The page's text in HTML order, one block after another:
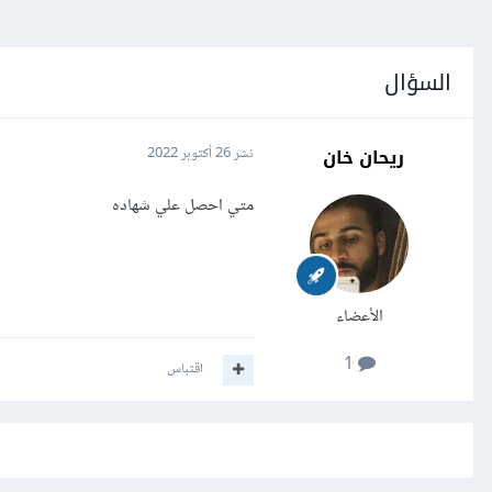
السؤال
ريحان خان
الأعضاء
نشر26 أكتوبر 2022
متي احصل علي شهاده
اقتباس